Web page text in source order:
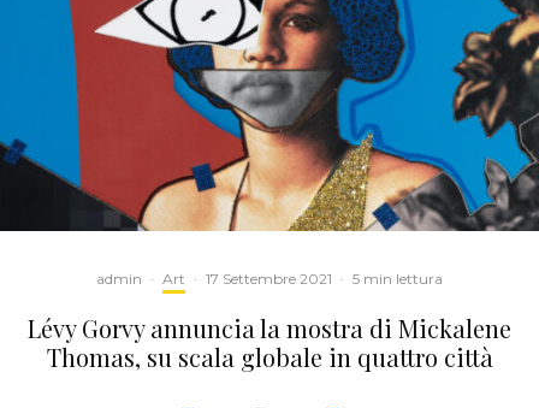
admin · Art · 17 Settembre 2021 · 5 min lettura
Lévy Gorvy annuncia la mostra di Mickalene
Thomas, su scala globale in quattro città